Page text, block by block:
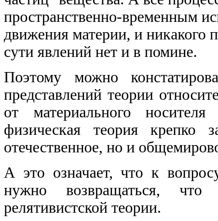
пространственно-временным
движения материи, и никакого
сути явлений нет и в помине.
Поэтому можно
представлений теории
от материального носителя
физическая теория
отечественное, но и
А это означает, что к
нужно возвращаться,
релятивистской теории.